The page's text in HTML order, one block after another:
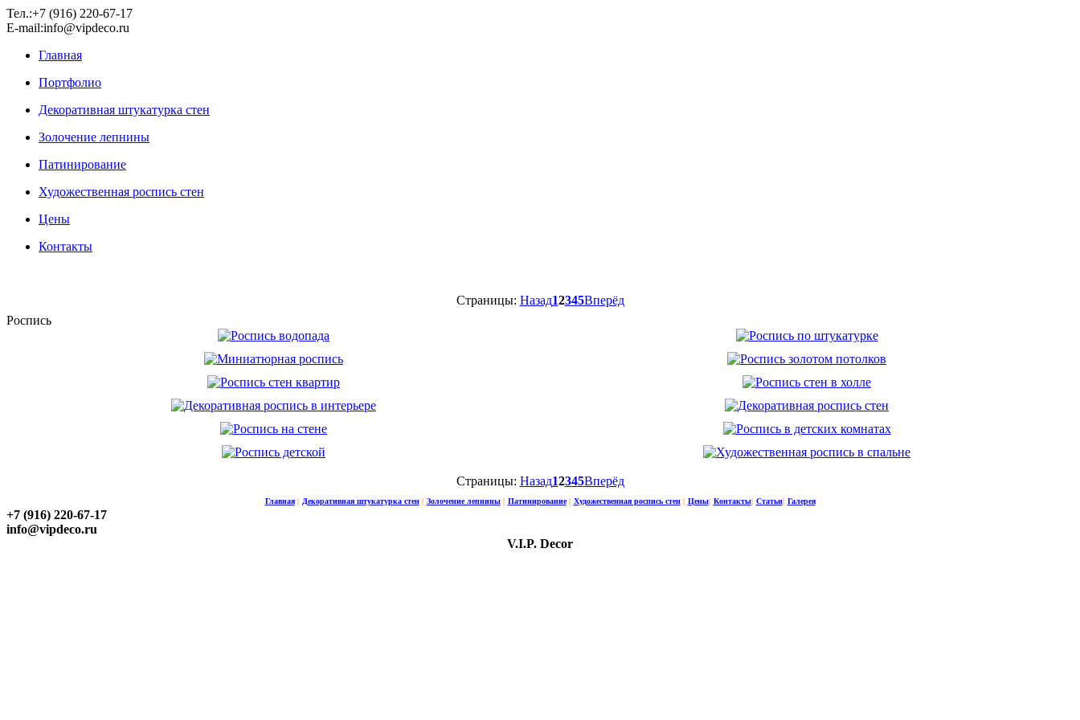
Тел.:+7 (916) 220-67-17
E-mail:info@vipdeco.ru
Главная
Портфолио
Декоративная штукатурка стен
Золочение лепнины
Патинирование
Художественная роспись стен
Цены
Контакты
Страницы: Назад12345Вперёд
Роспись
Страницы: Назад12345Вперёд
Главная | Декоративная штукатурка стен | Золочение лепнины | Патинирование | Художественная роспись стен | Цены| Контакты| Статьи| Галерея
+7 (916) 220-67-17
info@vipdeco.ru
V.I.P. Decor